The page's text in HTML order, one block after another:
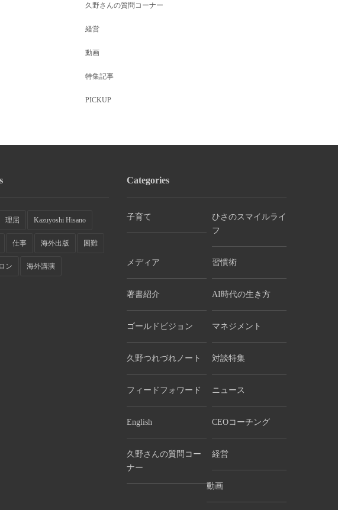
久野さんの質問コーナー
経営
動画
特集記事
PICKUP
理屈 Kazuyoshi Hisano
仕事 海外出版 困難
ン 海外講演
Categories
子育て
ひさのスマイルライ
フ
メディア 習慣術
著書紹介 AI時代の生き方
ゴールドビジョン マネジメント
久野つれづれノート 対談特集
フィードフォワード ニュース
English CEOコーチング
久野さんの質問コー
ナー
経営
動画